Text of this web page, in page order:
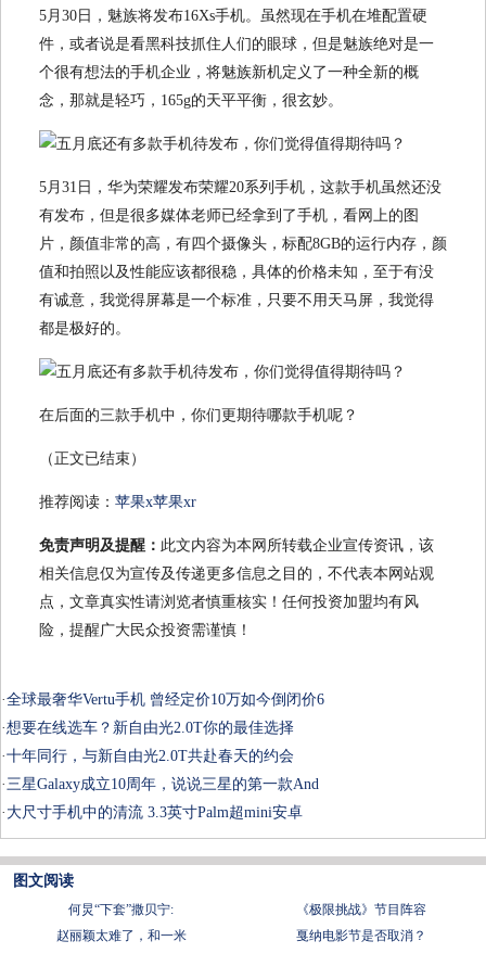
5月30日，魅族将发布16Xs手机。虽然现在手机在堆配置硬
件，或者说是看黑科技抓住人们的眼球，但是魅族绝对是一
个很有想法的手机企业，将魅族新机定义了一种全新的概
念，那就是轻巧，165g的天平平衡，很玄妙。
5月31日，华为荣耀发布荣耀20系列手机，这款手机虽然还没
有发布，但是很多媒体老师已经拿到了手机，看网上的图
片，颜值非常的高，有四个摄像头，标配8GB的运行内存，颜
值和拍照以及性能应该都很稳，具体的价格未知，至于有没
有诚意，我觉得屏幕是一个标准，只要不用天马屏，我觉得
都是极好的。
在后面的三款手机中，你们更期待哪款手机呢？
（正文已结束）
推荐阅读： 苹果x苹果xr
免责声明及提醒： 此文内容为本网所转载企业宣传资讯，该
相关信息仅为宣传及传递更多信息之目的，不代表本网站观
点，文章真实性请浏览者慎重核实！任何投资加盟均有风
险，提醒广大民众投资需谨慎！
·全球最奢华Vertu手机 曾经定价10万如今倒闭价6
·想要在线选车？新自由光2.0T你的最佳选择
·十年同行，与新自由光2.0T共赴春天的约会
·三星Galaxy成立10周年，说说三星的第一款And
· 大尺寸手机中的清流 3.3英寸Palm超mini安卓
图文阅读
何炅“下套”撒贝宁:
《极限挑战》节目阵容
赵丽颖太难了，和一米
戛纳电影节是否取消？